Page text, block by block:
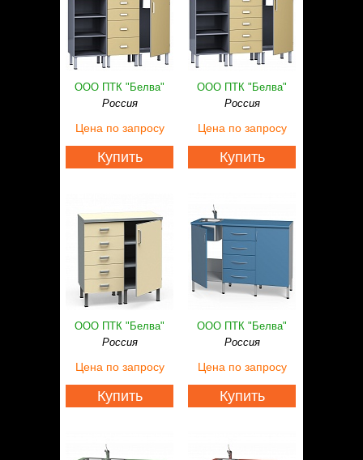
ООО ПТК "Белва"
Россия
Цена по запросу
Купить
ООО ПТК "Белва"
Россия
Цена по запросу
Купить
ООО ПТК "Белва"
Россия
Цена по запросу
Купить
ООО ПТК "Белва"
Россия
Цена по запросу
Купить